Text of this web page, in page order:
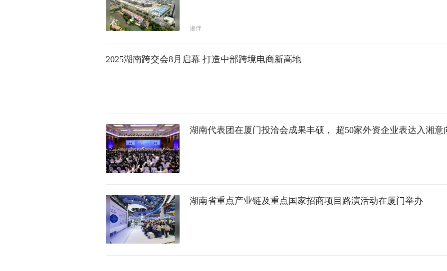
湘伴
2025湖南跨交会8月启幕 打造中部跨境电商新高地
湖南代表团在厦门投洽会成果丰硕， 超50家外资企业表达入湘意
湖南省重点产业链及重点国家招商项目路演活动在厦门举办